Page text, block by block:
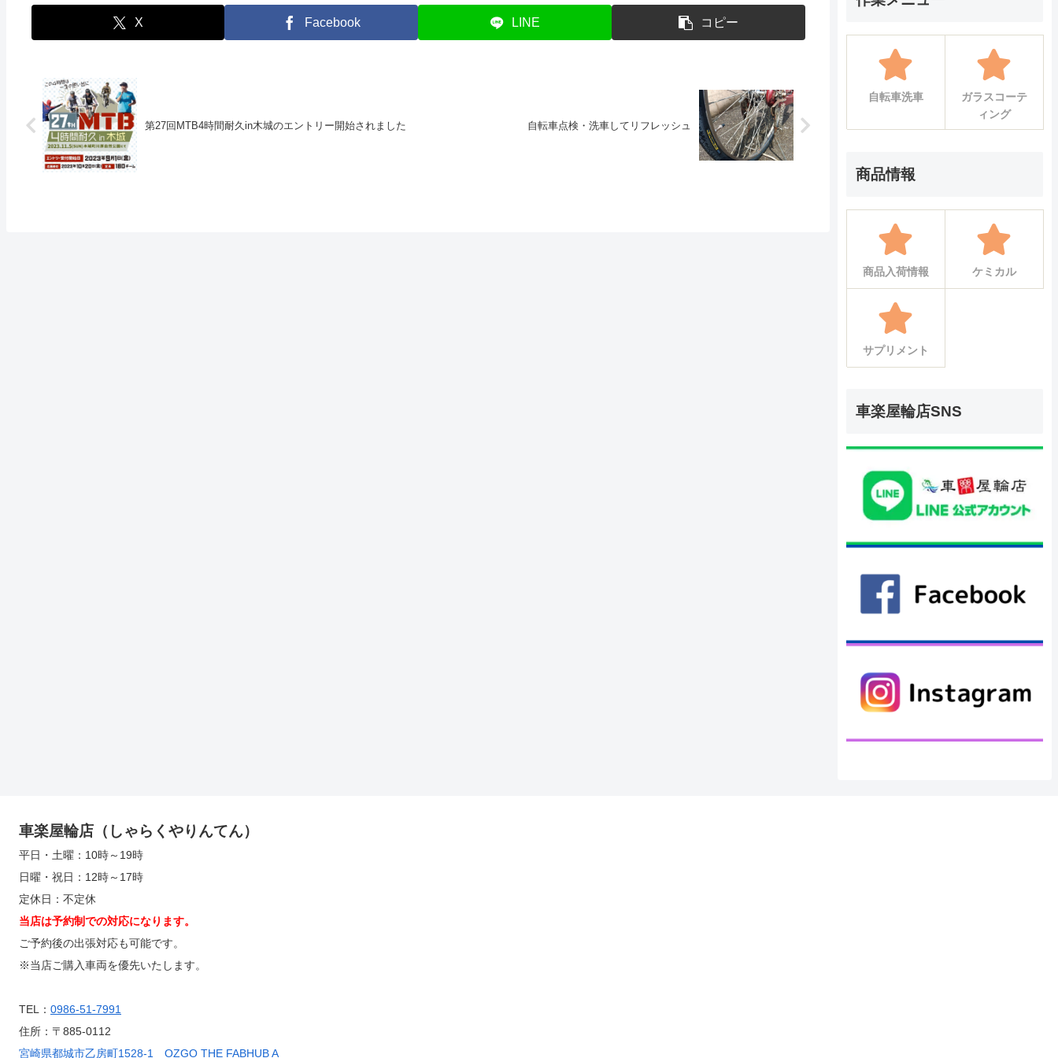
X Facebook LINE コピー
第27回MTB4時間耐久in木城のエントリー開始されました 自転車点検・洗車してリフレッシュ
自転車洗車
ガラスコーテ
ィング
商品情報
商品入荷情報 ケミカル
サプリメント
車楽屋輪店SNS
車楽屋輪店（しゃらくやりんてん）
平日・土曜：10時～19時
日曜・祝日：12時～17時
定休日：不定休
当店は予約制での対応になります。
ご予約後の出張対応も可能です。
※当店ご購入車両を優先いたします。
TEL： 0986-51-7991
住所：〒885-0112
宮崎県都城市乙房町1528-1 OZGO THE FABHUB A